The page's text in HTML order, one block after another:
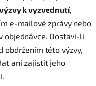
k vyzvednutí,
e-mailové zprávy nebo
objednávce. Dostaví-li
obdržením této výzvy,
ani zajistit jeho